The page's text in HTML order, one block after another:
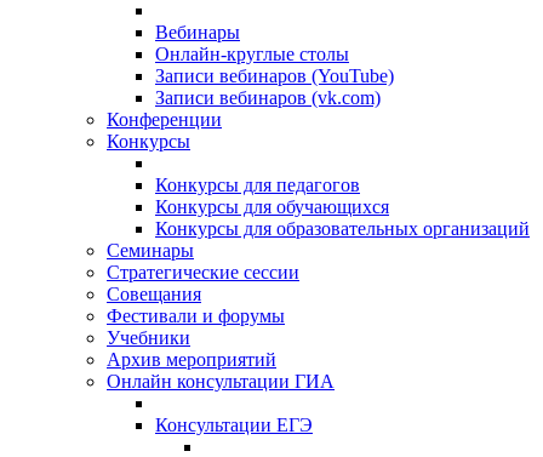
Вебинары
Онлайн-круглые столы
Записи вебинаров (YouTube)
Записи вебинаров (vk.com)
Конференции
Конкурсы
Конкурсы для педагогов
Конкурсы для обучающихся
Конкурсы для образовательных организаций
Семинары
Стратегические сессии
Совещания
Фестивали и форумы
Учебники
Архив мероприятий
Онлайн консультации ГИА
Консультации ЕГЭ